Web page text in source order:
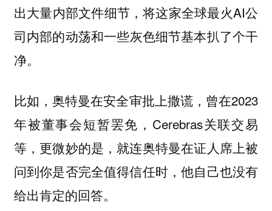
出大量内部文件细节，将这家全球最火AI公
司内部的动荡和一些灰色细节基本扒了个干
净。
比如，奥特曼在安全审批上撒谎，曾在2023
年被董事会短暂罢免，Cerebras关联交易
等，更微妙的是，就连奥特曼在证人席上被
问到你是否完全值得信任时，他自己也没有
给出肯定的回答。